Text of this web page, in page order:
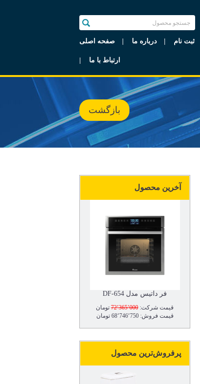
صفحه اصلی درباره ما ثبت نام
ارتباط با ما
بازگشت
آخرین محصول
فر داتیس مدل DF-654
قیمت شرکت: 72٬365٬000 تومان
قیمت فروش: 68٬746٬750 تومان
پرفروش‌ترین محصول